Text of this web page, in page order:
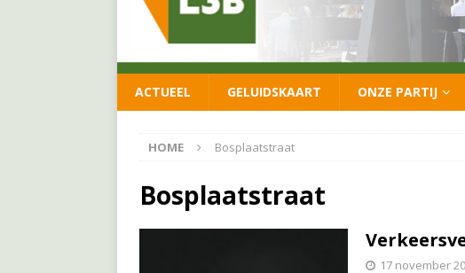
[ 14 mei 2026 ] Update over de formatie:
[ 26 juni 2026 ] Leefbaar 3B en CDA
ACTUEEL GELUIDSKAART ONZE PARTIJ
HOME Bosplaatstraat
Bosplaatstraat
17 november